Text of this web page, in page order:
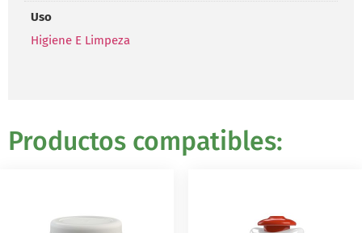
Uso
Higiene E Limpeza
Productos compatibles: